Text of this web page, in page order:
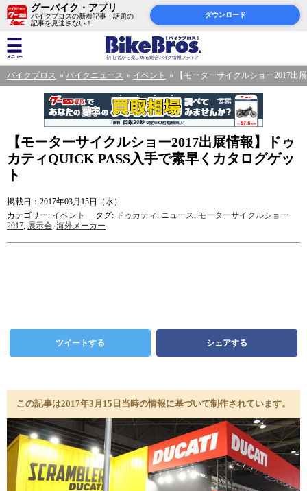
グーバイク・アプリ
バイクブロスの新着記事・話題の
記事を見逃さない！
ダウンロード
バイクブロス バイクニュース イベント 【モーターサイクルショー2017出
【モーターサイクルショー2017出展情報】ドゥ
カティQUICK PASS入手で素早くカタログゲッ
ト
掲載日：2017年03月15日（水）
カテゴリー: イベント タグ: ドゥカティ, ニュース, モーターサイクルショー
2017, 展示会, 海外メーカー
ツイートする シェアする
この記事は2017年3月15日当時の情報に基づいて制作されています。